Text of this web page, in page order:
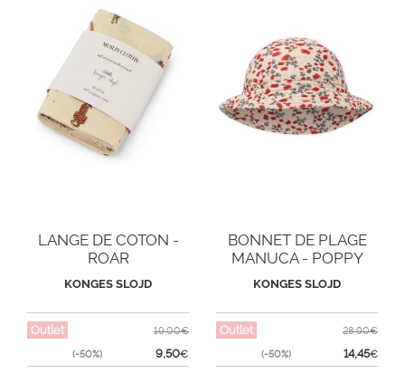
LANGE DE COTON -
ROAR
KONGES SLOJD
Outlet
(-50%)
19,00€
9,50€
BONNET DE PLAGE
MANUCA - POPPY
KONGES SLOJD
Outlet
(-50%)
28,90€
14,45€